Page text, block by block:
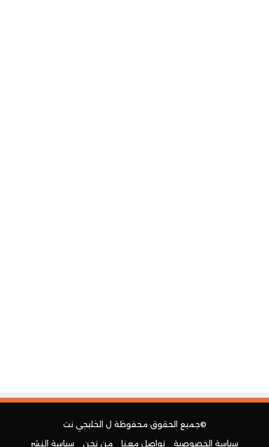
©جميع الحقوق محفوظة ل الخليجي نت
سياسة الخصوصية
تواصل معنا من نحن سياسة النشر